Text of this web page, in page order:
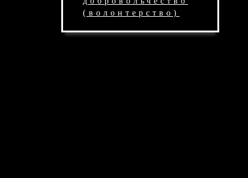
(волонтерство)